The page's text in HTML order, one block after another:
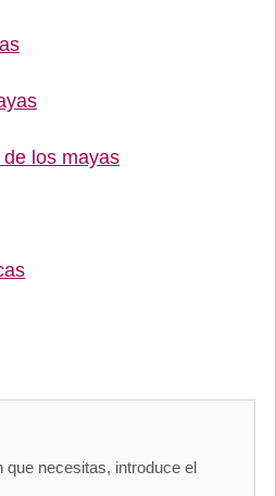
los mayas
que necesitas, introduce el